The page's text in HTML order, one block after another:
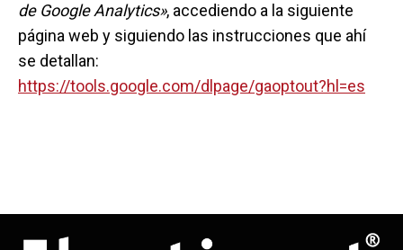
de Google Analytics», accediendo a la siguiente
página web y siguiendo las instrucciones que ahí
se detallan:
https://tools.google.com/dlpage/gaoptout?hl=es